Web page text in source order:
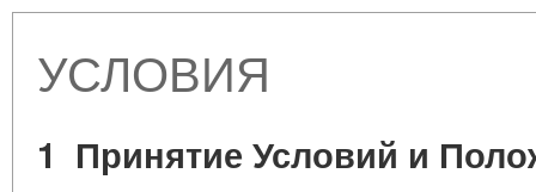
УСЛОВИЯ
1 Принятие Условий и